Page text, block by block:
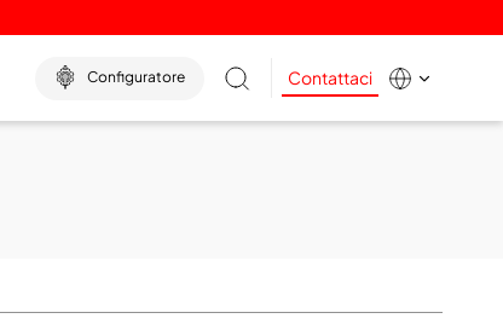
Configuratore Contattaci